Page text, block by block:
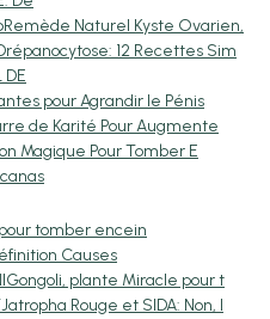
Remède Naturel Kyste Ovarien,
12 Recettes Sim
DE
pour Agrandir le Pénis
de Karité Pour Augmente
Magique Pour Tomber E
tomber encein
Causes
Gongoli, plante Miracle pour t
Jatropha Rouge et SIDA: Non, l